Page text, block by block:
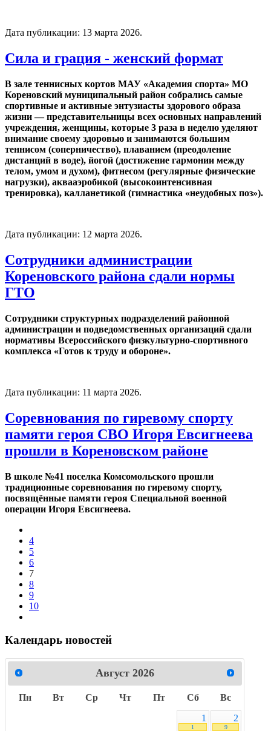
Дата публикации: 13 марта 2026.
Сила и грация - женский формат
В зале теннисных кортов МАУ «Академия спорта» МО
Кореновский муниципальный район собрались самые
спортивные и активные энтузиасты здорового образа
жизни — представительницы всех основных направлений
учреждения, женщины, которые 3 раза в неделю уделяют
внимание своему здоровью и занимаются большим
теннисом (соперничество), плаванием (преодоление
дистанций в воде), йогой (достижение гармонии между
телом, умом и духом), фитнесом (регулярные физические
нагрузки), аквааэробикой (высокоинтенсивная
тренировка), калланетикой (гимнастика «неудобных поз»).
Дата публикации: 12 марта 2026.
Сотрудники администрации
Кореновского района сдали нормы
ГТО
Сотрудники структурных подразделений районной
администрации и подведомственных организаций сдали
нормативы Всероссийского физкультурно-спортивного
комплекса «Готов к труду и обороне».
Дата публикации: 11 марта 2026.
Соревнования по гиревому спорту
памяти героя СВО Игоря Евсигнеева
прошли в Кореновском районе
В школе №41 поселка Комсомольского прошли
традиционные соревнования по гиревому спорту,
посвящённые памяти героя Специальной военной
операции Игоря Евсигнеева.
4
5
6
7
8
9
10
Календарь новостей
Август 2026
Пн Вт Ср Чт Пт Сб Вс
1
1
2
9